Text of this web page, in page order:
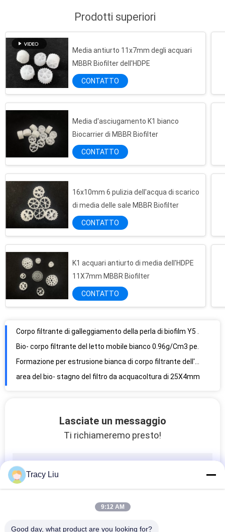
Prodotti superiori
Media antiurto 11x7mm degli acquari
MBBR Biofilter dell'HDPE
CONTATTO
Media d'asciugamento K1 bianco
Biocarrier di MBBR Biofilter
CONTATTO
16x10mm 6 pulizia dell'acqua di scarico
di media delle sale MBBR Biofilter
CONTATTO
K1 acquari antiurto di media dell'HDPE
11X7mm MBBR Biofilter
CONTATTO
Impresa di piscicoltura idrofila antiurto di corpo filtrante di Y5 MBBR
carro armato anaerobico di media del trasportatore dell'HDPE MBBR del vergine di 25X4 millimetro
Resistenza di scossa di corpo filtrante dell'HDPE di RAS MBBR 25X4 millimetro
Corpo filtrante di galleggiamento della perla dell'HDPE 11X7mm del vergine Y5 RAS
Lasciate un messaggio
Ti richiameremo presto!
Tracy Liu
9:12 AM
Good day, what product are you looking for?